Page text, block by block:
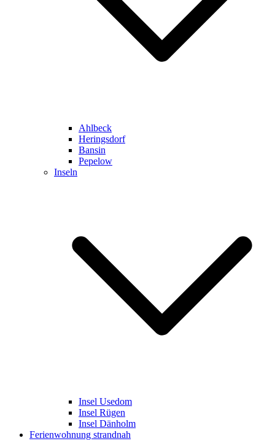
Ahlbeck
Heringsdorf
Bansin
Pepelow
Inseln
Insel Usedom
Insel Rügen
Insel Dänholm
Ferienwohnung strandnah